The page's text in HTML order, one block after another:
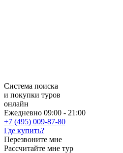
Система поиска
и покупки туров
онлайн
Ежедневно 09:00 - 21:00
+7 (495) 009-87-80
Где купить?
Перезвоните мне
Рассчитайте мне тур